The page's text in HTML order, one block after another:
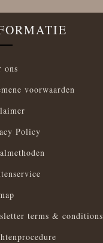
ons
voorwaarden
Policy
terms & conditions